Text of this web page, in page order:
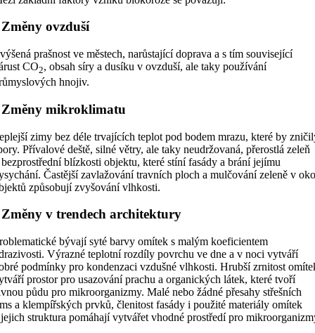
Změny ovzduší
prašnost ve městech, narůstající doprava a s tím související
CO2, obsah síry a dusíku v ovzduší, ale taky používání
hnojiv.
Změny mikroklimatu
zimy bez déle trvajících teplot pod bodem mrazu, které by
Přívalové deště, silné větry, ale taky neudržovaná, přerostlá zeleň
blízkosti objektu, které stíní fasády a brání jejímu
Častější zavlažování travních ploch a mulčování zeleně v
způsobují zvyšování vlhkosti.
Změny v trendech architektury
bývají syté barvy omítek s malým koeficientem
Výrazné teplotní rozdíly povrchu ve dne a v noci vytváří
podmínky pro kondenzaci vzdušné vlhkosti. Hrubší zrnitost
prostor pro usazování prachu a organických látek, které tvoří
půdu pro mikroorganizmy. Malé nebo žádné přesahy střešních
a klempířských prvků, členitost fasády i použité materiály omítek
struktura pomáhají vytvářet vhodné prostředí pro